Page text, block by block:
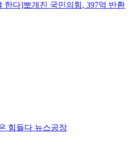
한다]뽀개진 국민의힘, 397억 반환
힘들다 뉴스공장